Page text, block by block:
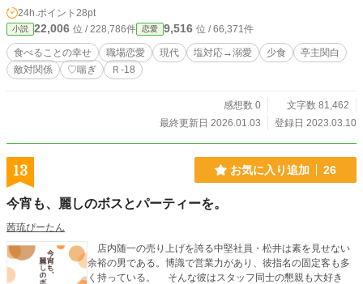
24h.ポイント 28pt
小説 22,006 位 / 228,786件 恋愛 9,516 位 / 66,371件
食べることの幸せ 職場恋愛 現代 塩対応→溺愛 少食
亭主関白
敵対関係
♡喘ぎ Ｒ-18
感想数 0
文字数 81,462
最終更新日 2026.01.03
登録日 2023.03.10
13 お気に入り追加 26
今宵も、麗しのボスとパーティーを。
茜琉ぴーたん
店内随一の売り上げを誇る中堅社員・松井は素を見せない
余裕の男である。博識で営業力があり、彼指名の固定客も多
く持っている。 そんな彼はスタッフ同士の懇親も大好き